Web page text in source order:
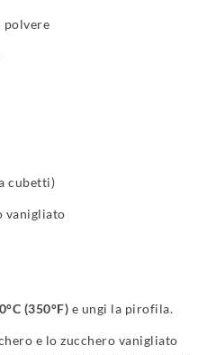
polvere
cubetti)
vanigliato
(350°F) e ungi la pirofila.
e lo zucchero vanigliato